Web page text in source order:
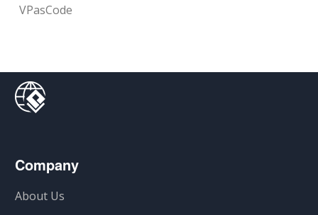
VPasCode
Company
About Us